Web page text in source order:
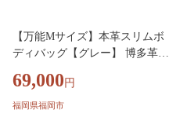
【万能Mサイズ】本革スリムボ
ディバッグ【グレー】 博多革工
69,000 円
福岡県福岡市